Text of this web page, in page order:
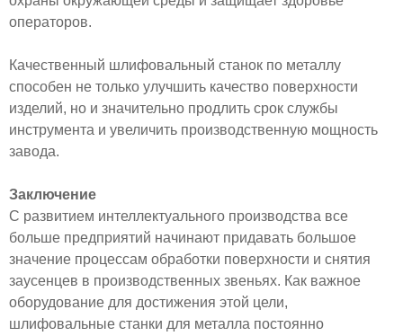
операторов.
Качественный шлифовальный станок по металлу
способен не только улучшить качество поверхности
изделий, но и значительно продлить срок службы
инструмента и увеличить производственную мощность
завода.
Заключение
С развитием интеллектуального производства все
больше предприятий начинают придавать большое
значение процессам обработки поверхности и снятия
заусенцев в производственных звеньях. Как важное
оборудование для достижения этой цели,
шлифовальные станки для металла постоянно